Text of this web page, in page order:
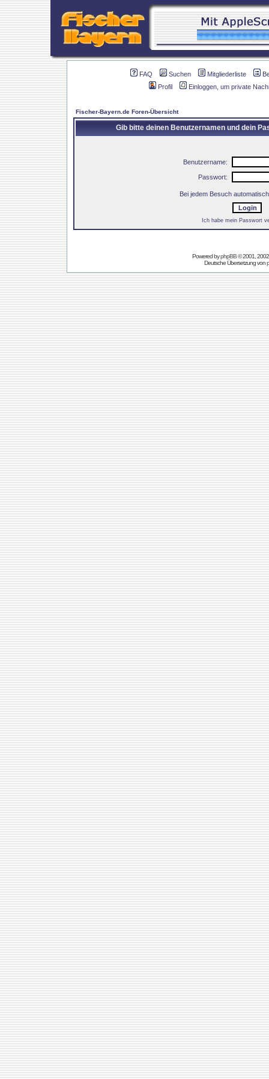
FAQ Suchen Mitgliederliste
Profil
Einloggen, um private
Fischer-Bayern.de Foren-Übersicht
Gib bitte deinen Benutzernamen und dein
Benutzername:
Passwort:
Bei jedem Besuch
Ich habe mein Passwort
Powered byphpBB© 2001,
Deutsche Übersetzung von